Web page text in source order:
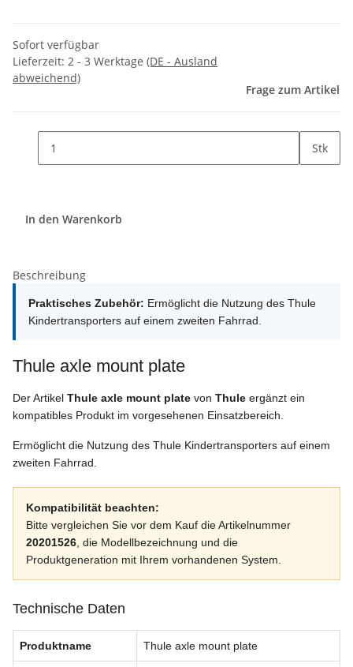
Sofort verfügbar
Lieferzeit: 2 - 3 Werktage (DE - Ausland
abweichend)
Frage zum Artikel
Stk
In den Warenkorb
Beschreibung
Praktisches Zubehör: Ermöglicht die Nutzung des Thule
Kindertransporters auf einem zweiten Fahrrad.
Thule axle mount plate
Der Artikel Thule axle mount plate von Thule ergänzt ein
kompatibles Produkt im vorgesehenen Einsatzbereich.
Ermöglicht die Nutzung des Thule Kindertransporters auf einem
zweiten Fahrrad.
Kompatibilität beachten:
Bitte vergleichen Sie vor dem Kauf die Artikelnummer
20201526 , die Modellbezeichnung und die
Produktgeneration mit Ihrem vorhandenen System.
Technische Daten
Produktname Thule axle mount plate